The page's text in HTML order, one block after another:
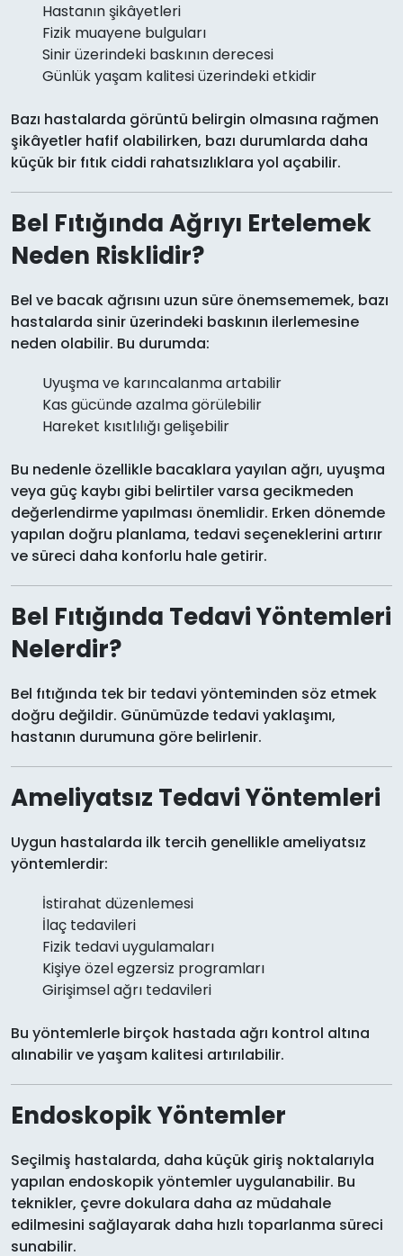
Hastanın şikâyetleri
Fizik muayene bulguları
Sinir üzerindeki baskının derecesi
Günlük yaşam kalitesi üzerindeki etkidir
Bazı hastalarda görüntü belirgin olmasına rağmen
şikâyetler hafif olabilirken, bazı durumlarda daha
küçük bir fıtık ciddi rahatsızlıklara yol açabilir.
Bel Fıtığında Ağrıyı Ertelemek
Neden Risklidir?
Bel ve bacak ağrısını uzun süre önemsememek, bazı
hastalarda sinir üzerindeki baskının ilerlemesine
neden olabilir. Bu durumda:
Uyuşma ve karıncalanma artabilir
Kas gücünde azalma görülebilir
Hareket kısıtlılığı gelişebilir
Bu nedenle özellikle bacaklara yayılan ağrı, uyuşma
veya güç kaybı gibi belirtiler varsa gecikmeden
değerlendirme yapılması önemlidir. Erken dönemde
yapılan doğru planlama, tedavi seçeneklerini artırır
ve süreci daha konforlu hale getirir.
Bel Fıtığında Tedavi Yöntemleri
Nelerdir?
Bel fıtığında tek bir tedavi yönteminden söz etmek
doğru değildir. Günümüzde tedavi yaklaşımı,
hastanın durumuna göre belirlenir.
Ameliyatsız Tedavi Yöntemleri
Uygun hastalarda ilk tercih genellikle ameliyatsız
yöntemlerdir:
İstirahat düzenlemesi
İlaç tedavileri
Fizik tedavi uygulamaları
Kişiye özel egzersiz programları
Girişimsel ağrı tedavileri
Bu yöntemlerle birçok hastada ağrı kontrol altına
alınabilir ve yaşam kalitesi artırılabilir.
Endoskopik Yöntemler
Seçilmiş hastalarda, daha küçük giriş noktalarıyla
yapılan endoskopik yöntemler uygulanabilir. Bu
teknikler, çevre dokulara daha az müdahale
edilmesini sağlayarak daha hızlı toparlanma süreci
sunabilir.